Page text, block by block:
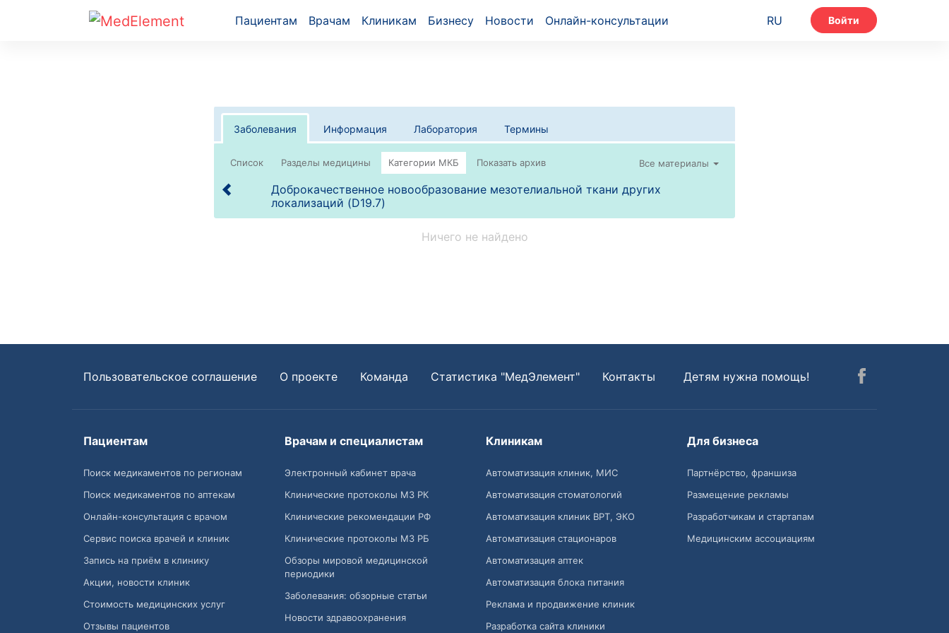
Пациентам Врачам Клиникам Бизнесу Новости Онлайн-консультации RU Войти
Заболевания Информация Лаборатория Термины
Список Все материалы
Доброкачественное новообразование мезотелиальной ткани других
локализаций (D19.7)
Ничего не найдено
Пользовательское соглашение О проекте Команда Статистика "МедЭлемент" Контакты Детям нужна помощь!
Пациентам
Поиск медикаментов по регионам
Поиск медикаментов по аптекам
Онлайн-консультация с врачом
Сервис поиска врачей и клиник
Запись на приём в клинику
Акции, новости клиник
Стоимость медицинских услуг
Отзывы пациентов
Врачам и специалистам
Электронный кабинет врача
Клинические протоколы МЗ РК
Клинические рекомендации РФ
Клинические протоколы МЗ РБ
Обзоры мировой медицинской
периодики
Заболевания: обзорные статьи
Новости здравоохранения
Клиникам
Автоматизация клиник, МИС
Автоматизация стоматологий
Автоматизация клиник ВРТ, ЭКО
Автоматизация стационаров
Автоматизация аптек
Автоматизация блока питания
Реклама и продвижение клиник
Разработка сайта клиники
Для бизнеса
Партнёрство, франшиза
Размещение рекламы
Разработчикам и стартапам
Медицинским ассоциациям